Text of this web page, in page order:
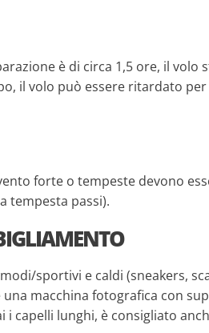
è di circa 1,5 ore, il volo
il volo può essere ritardato
forte o tempeste devono
tempesta passi).
sportivi e caldi (sneakers,
una macchina fotografica con
i capelli lunghi, è consigliato